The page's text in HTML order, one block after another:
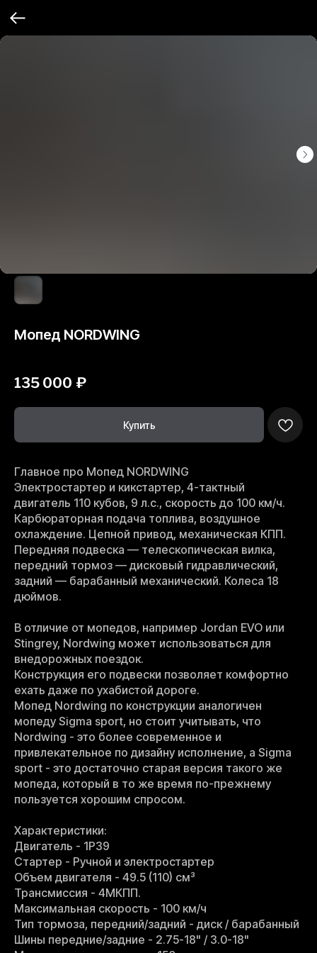
Мопед NORDWING
135 000 ₽
Купить
Главное про Мопед NORDWING
Электростартер и кикстартер, 4-тактный
двигатель 110 кубов, 9 л.с., скорость до 100 км/ч.
Карбюраторная подача топлива, воздушное
охлаждение. Цепной привод, механическая КПП.
Передняя подвеска — телескопическая вилка,
передний тормоз — дисковый гидравлический,
задний — барабанный механический. Колеса 18
дюймов.
В отличие от мопедов, например Jordan EVO или
Stingrey, Nordwing может использоваться для
внедорожных поездок.
Конструкция его подвески позволяет комфортно
ехать даже по ухабистой дороге.
Мопед Nordwing по конструкции аналогичен
мопеду Sigma sport, но стоит учитывать, что
Nordwing - это более современное и
привлекательное по дизайну исполнение, а Sigma
sport - это достаточно старая версия такого же
мопеда, который в то же время по-прежнему
пользуется хорошим спросом.
Характеристики:
Двигатель - 1P39
Стартер - Ручной и электростартер
Объем двигателя - 49.5 (110) см³
Трансмиссия - 4МКПП.
Максимальная скорость - 100 км/ч
Тип тормоза, передний/задний - диск / барабанный
Шины передние/задние - 2.75-18" / 3.0-18"